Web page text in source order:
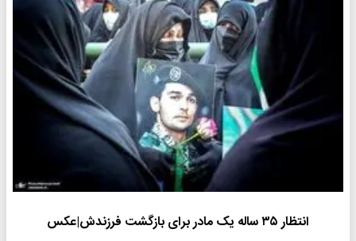
انتظار ۳۵ ساله یک مادر برای بازگشت فرزندش|عکس